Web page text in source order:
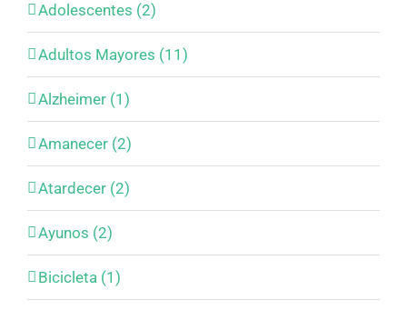
Adolescentes (2)
Adultos Mayores (11)
Alzheimer (1)
Amanecer (2)
Atardecer (2)
Ayunos (2)
Bicicleta (1)